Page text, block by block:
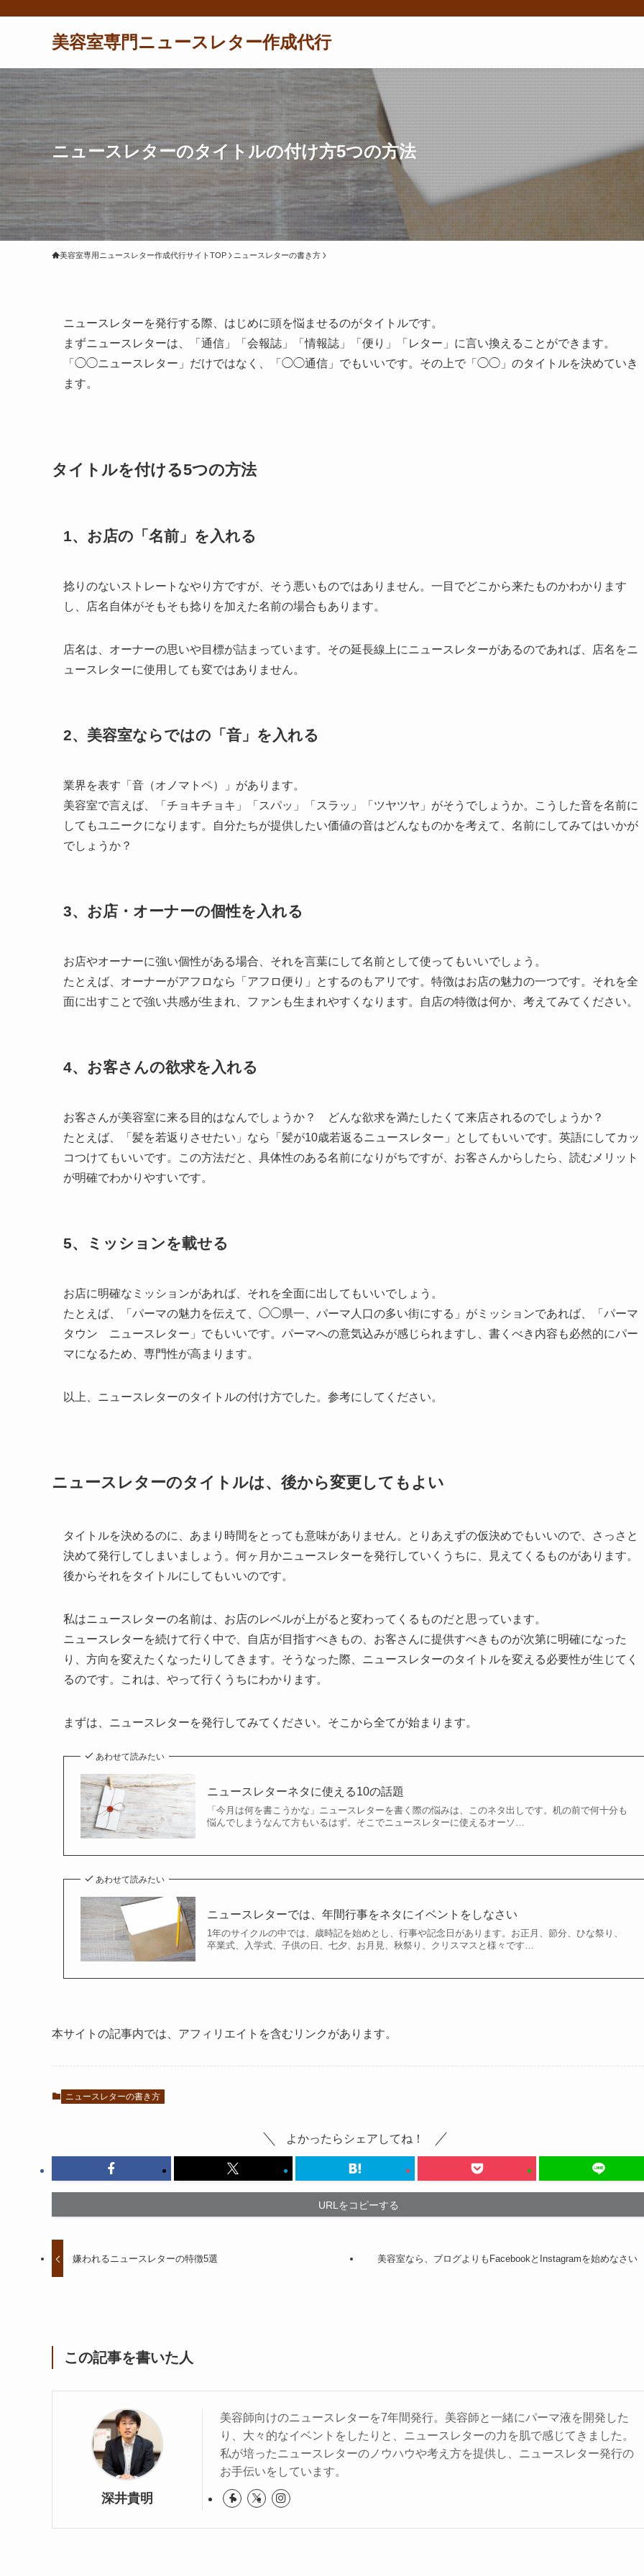
美容室専門ニュースレター作成代行
ニュースレターのタイトルの付け方5つの方法
美容室専用ニュースレター作成代行サイトTOP ニュースレターの書き方
ニュースレターを発行する際、はじめに頭を悩ませるのがタイトルです。
まずニュースレターは、「通信」「会報誌」「情報誌」「便り」「レター」に言い換えることができます。
「◯◯ニュースレター」だけではなく、「◯◯通信」でもいいです。その上で「◯◯」のタイトルを決めていき
ます。
タイトルを付ける5つの方法
1、お店の「名前」を入れる
捻りのないストレートなやり方ですが、そう悪いものではありません。一目でどこから来たものかわかります
し、店名自体がそもそも捻りを加えた名前の場合もあります。
店名は、オーナーの思いや目標が詰まっています。その延長線上にニュースレターがあるのであれば、店名をニ
ュースレターに使用しても変ではありません。
2、美容室ならではの「音」を入れる
業界を表す「音（オノマトペ）」があります。
美容室で言えば、「チョキチョキ」「スパッ」「スラッ」「ツヤツヤ」がそうでしょうか。こうした音を名前に
してもユニークになります。自分たちが提供したい価値の音はどんなものかを考えて、名前にしてみてはいかが
でしょうか？
3、お店・オーナーの個性を入れる
お店やオーナーに強い個性がある場合、それを言葉にして名前として使ってもいいでしょう。
たとえば、オーナーがアフロなら「アフロ便り」とするのもアリです。特徴はお店の魅力の一つです。それを全
面に出すことで強い共感が生まれ、ファンも生まれやすくなります。自店の特徴は何か、考えてみてください。
4、お客さんの欲求を入れる
お客さんが美容室に来る目的はなんでしょうか？ どんな欲求を満たしたくて来店されるのでしょうか？
たとえば、「髪を若返りさせたい」なら「髪が10歳若返るニュースレター」としてもいいです。英語にしてカッ
コつけてもいいです。この方法だと、具体性のある名前になりがちですが、お客さんからしたら、読むメリット
が明確でわかりやすいです。
5、ミッションを載せる
お店に明確なミッションがあれば、それを全面に出してもいいでしょう。
たとえば、「パーマの魅力を伝えて、◯◯県一、パーマ人口の多い街にする」がミッションであれば、「パーマ
タウン ニュースレター」でもいいです。パーマへの意気込みが感じられますし、書くべき内容も必然的にパー
マになるため、専門性が高まります。
以上、ニュースレターのタイトルの付け方でした。参考にしてください。
ニュースレターのタイトルは、後から変更してもよい
タイトルを決めるのに、あまり時間をとっても意味がありません。とりあえずの仮決めでもいいので、さっさと
決めて発行してしまいましょう。何ヶ月かニュースレターを発行していくうちに、見えてくるものがあります。
後からそれをタイトルにしてもいいのです。
私はニュースレターの名前は、お店のレベルが上がると変わってくるものだと思っています。
ニュースレターを続けて行く中で、自店が目指すべきもの、お客さんに提供すべきものが次第に明確になった
り、方向を変えたくなったりしてきます。そうなった際、ニュースレターのタイトルを変える必要性が生じてく
るのです。これは、やって行くうちにわかります。
まずは、ニュースレターを発行してみてください。そこから全てが始まります。
あわせて読みたい
ニュースレターネタに使える10の話題
「今月は何を書こうかな」ニュースレターを書く際の悩みは、このネタ出しです。机の前で何十分も
悩んでしまうなんて方もいるはず。そこでニュースレターに使えるオーソ…
あわせて読みたい
ニュースレターでは、年間行事をネタにイベントをしなさい
1年のサイクルの中では、歳時記を始めとし、行事や記念日があります。お正月、節分、ひな祭り、
卒業式、入学式、子供の日、七夕、お月見、秋祭り、クリスマスと様々です…
本サイトの記事内では、アフィリエイトを含むリンクがあります。
ニュースレターの書き方
よかったらシェアしてね！
URLをコピーする
嫌われるニュースレターの特徴5選 美容室なら、ブログよりもFacebookとInstagramを始めなさい
この記事を書いた人
深井貴明
美容師向けのニュースレターを7年間発行。美容師と一緒にパーマ液を開発した
り、大々的なイベントをしたりと、ニュースレターの力を肌で感じてきました。
私が培ったニュースレターのノウハウや考え方を提供し、ニュースレター発行の
お手伝いをしています。